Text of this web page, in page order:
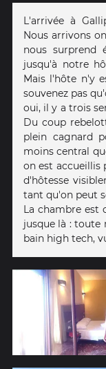
L'arrivée à
Nous arrivons
nous surprend
jusqu'à notre
Mais l'hôte n'y
souvenez pas
oui, il y a trois
Du coup
plein cagnard
moins central
on est accueillis
d'hôtesse
tant qu'on peut
La chambre est
jusque là : toute
bain high tech,